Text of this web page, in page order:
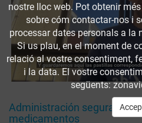
Administración segura y
medicamentos
nostre lloc web. Pot obtenir
sobre cóm contactar-nos i
processar dates personals a la
Si us plau, en el moment de
relació al vostre consentiment,
i la data. El vostre
següents: